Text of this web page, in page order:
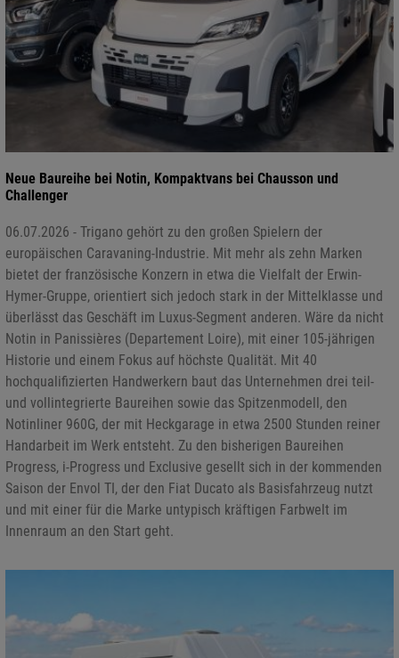
Neue Baureihe bei Notin, Kompaktvans bei Chausson und
Challenger
06.07.2026 - Trigano gehört zu den großen Spielern der
europäischen Caravaning-Industrie. Mit mehr als zehn Marken
bietet der französische Konzern in etwa die Vielfalt der Erwin-
Hymer-Gruppe, orientiert sich jedoch stark in der Mittelklasse und
überlässt das Geschäft im Luxus-Segment anderen. Wäre da nicht
Notin in Panissières (Departement Loire), mit einer 105-jährigen
Historie und einem Fokus auf höchste Qualität. Mit 40
hochqualifizierten Handwerkern baut das Unternehmen drei teil-
und vollintegrierte Baureihen sowie das Spitzenmodell, den
Notinliner 960G, der mit Heckgarage in etwa 2500 Stunden reiner
Handarbeit im Werk entsteht. Zu den bisherigen Baureihen
Progress, i-Progress und Exclusive gesellt sich in der kommenden
Saison der Envol TI, der den Fiat Ducato als Basisfahrzeug nutzt
und mit einer für die Marke untypisch kräftigen Farbwelt im
Innenraum an den Start geht.